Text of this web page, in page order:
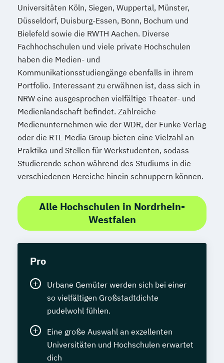
Universitäten Köln, Siegen, Wuppertal, Münster,
Düsseldorf, Duisburg-Essen, Bonn, Bochum und
Bielefeld sowie die RWTH Aachen. Diverse
Fachhochschulen und viele private Hochschulen
haben die Medien- und
Kommunikationsstudiengänge ebenfalls in ihrem
Portfolio. Interessant zu erwähnen ist, dass sich in
NRW eine ausgesprochen vielfältige Theater- und
Medienlandschaft befindet. Zahlreiche
Medienunternehmen wie der WDR, der Funke Verlag
oder die RTL Media Group bieten eine Vielzahl an
Praktika und Stellen für Werkstudenten, sodass
Studierende schon während des Studiums in die
verschiedenen Bereiche hinein schnuppern können.
Alle Hochschulen in Nordrhein-
Westfalen
Pro
Urbane Gemüter werden sich bei einer
so vielfältigen Großstadtdichte
pudelwohl fühlen.
Eine große Auswahl an exzellenten
Universitäten und Hochschulen erwartet
dich